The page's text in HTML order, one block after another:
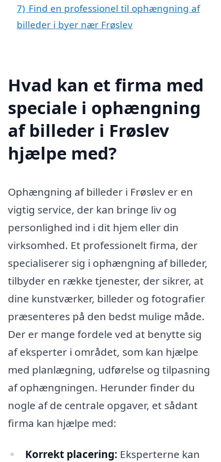
7) Find en professionel til ophængning af
billeder i byer nær Frøslev
Hvad kan et firma med
speciale i ophængning
af billeder i Frøslev
hjælpe med?
Ophængning af billeder i Frøslev er en
vigtig service, der kan bringe liv og
personlighed ind i dit hjem eller din
virksomhed. Et professionelt firma, der
specialiserer sig i ophængning af billeder,
tilbyder en række tjenester, der sikrer, at
dine kunstværker, billeder og fotografier
præsenteres på den bedst mulige måde.
Der er mange fordele ved at benytte sig
af eksperter i området, som kan hjælpe
med planlægning, udførelse og tilpasning
af ophængningen. Herunder finder du
nogle af de centrale opgaver, et sådant
firma kan hjælpe med:
Korrekt placering: Eksperterne kan